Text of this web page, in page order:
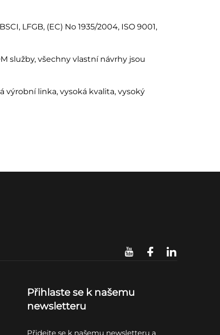
LFGB, (EC) No 1935/2004, ISO 9001,
služby, všechny vlastní návrhy jsou
výrobní linka, vysoká kvalita, vysoký
Přihlaste se k našemu
newsletteru
Přidejte se k našemu newsletteru a